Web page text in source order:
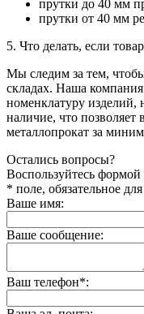
прутки до 40 мм
прутки от 40 мм
5. Что делать, если
Мы следим за тем,
складах. Наша
номенклатуру изделий,
наличие, что позволяет
металлопрокат за
Остались вопросы?
Воспользуйтесь формой
* поле, обязательное
Ваше имя:
Ваше сообщение:
Ваш телефон*: